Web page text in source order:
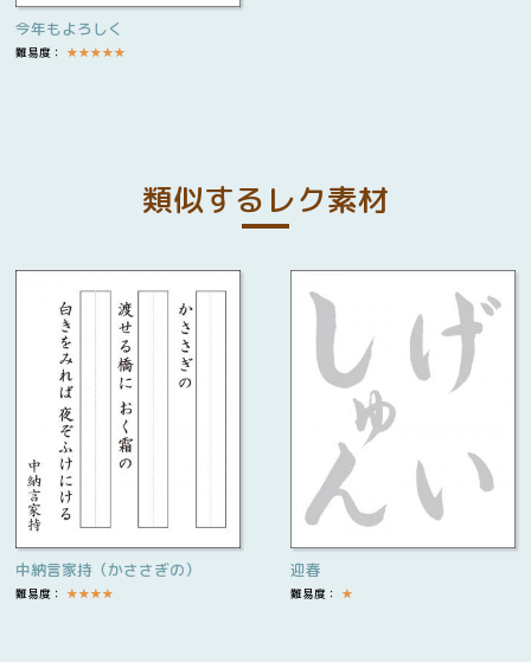
今年もよろしく
難易度： ★★★★★
類似するレク素材
中納言家持（かささぎの）
難易度： ★★★★
迎春
難易度： ★